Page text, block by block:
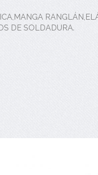
DE SOLDADURA.